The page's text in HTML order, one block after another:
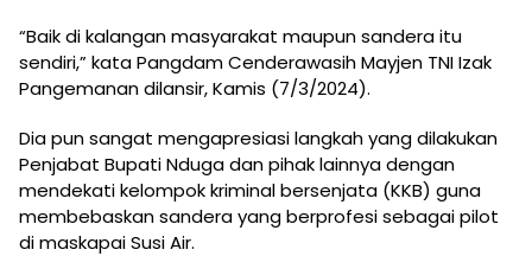
“Baik di kalangan masyarakat maupun sandera itu
sendiri,” kata Pangdam Cenderawasih Mayjen TNI Izak
Pangemanan dilansir, Kamis (7/3/2024).
Dia pun sangat mengapresiasi langkah yang dilakukan
Penjabat Bupati Nduga dan pihak lainnya dengan
mendekati kelompok kriminal bersenjata (KKB) guna
membebaskan sandera yang berprofesi sebagai pilot
di maskapai Susi Air.